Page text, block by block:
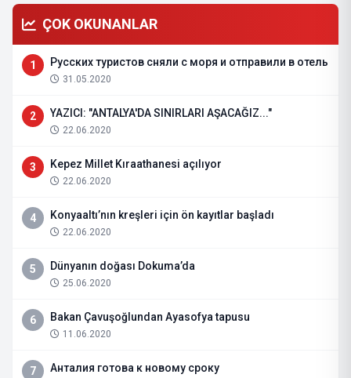
ÇOK OKUNANLAR
1 Русских туристов сняли с моря и отправили в отель
31.05.2020
2 YAZICI: "ANTALYA'DA SINIRLARI AŞACAĞIZ..."
22.06.2020
3 Kepez Millet Kıraathanesi açılıyor
22.06.2020
4 Konyaaltı’nın kreşleri için ön kayıtlar başladı
22.06.2020
5 Dünyanın doğası Dokuma’da
25.06.2020
6 Bakan Çavuşoğlundan Ayasofya tapusu
11.06.2020
7 Анталия готова к новому сроку